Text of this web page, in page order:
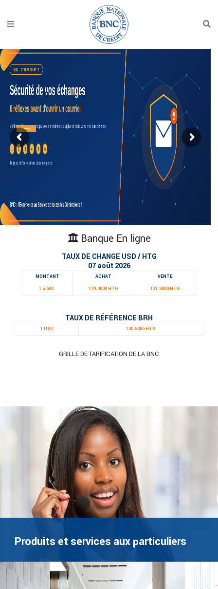
Lire plus...
Banque En ligne
TAUX DE CHANGE USD / HTG
07 août 2026
MONTANT ACHAT
VENTE
1 à 500
129.0000 HTG 131.5000 HTG
TAUX DE RÉFÉRENCE BRH
1 USD 130.5385 HTG
GRILLE DE TARIFICATION DE LA BNC
Produits et services aux particuliers